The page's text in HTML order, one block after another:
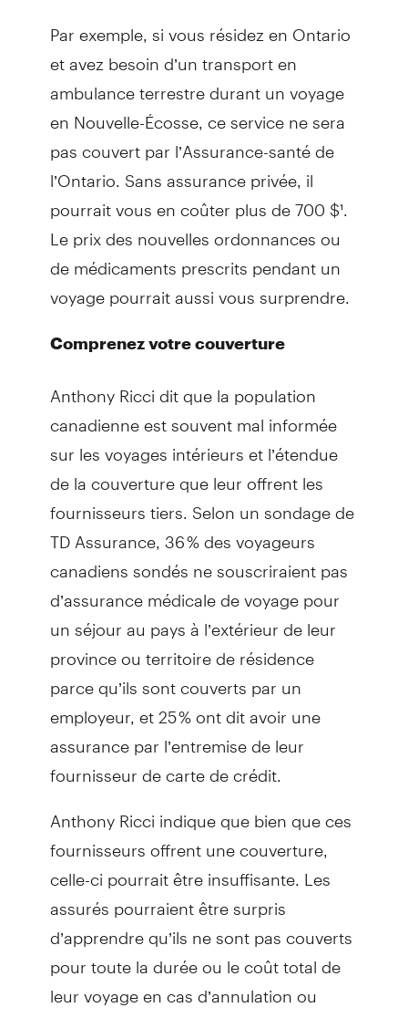
Par exemple, si vous résidez en Ontario
et avez besoin d’un transport en
ambulance terrestre durant un voyage
en Nouvelle-Écosse, ce service ne sera
pas couvert par l’Assurance-santé de
l’Ontario. Sans assurance privée, il
pourrait vous en coûter plus de 700 $¹.
Le prix des nouvelles ordonnances ou
de médicaments prescrits pendant un
voyage pourrait aussi vous surprendre.
Comprenez votre couverture
Anthony Ricci dit que la population
canadienne est souvent mal informée
sur les voyages intérieurs et l’étendue
de la couverture que leur offrent les
fournisseurs tiers. Selon un sondage de
TD Assurance, 36 % des voyageurs
canadiens sondés ne souscriraient pas
d’assurance médicale de voyage pour
un séjour au pays à l’extérieur de leur
province ou territoire de résidence
parce qu’ils sont couverts par un
employeur, et 25 % ont dit avoir une
assurance par l’entremise de leur
fournisseur de carte de crédit.
Anthony Ricci indique que bien que ces
fournisseurs offrent une couverture,
celle-ci pourrait être insuffisante. Les
assurés pourraient être surpris
d’apprendre qu’ils ne sont pas couverts
pour toute la durée ou le coût total de
leur voyage en cas d’annulation ou